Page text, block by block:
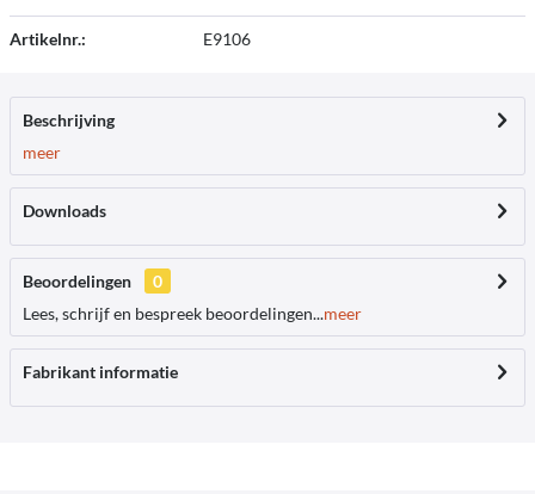
Artikelnr.: E9106
Beschrijving
meer
Downloads
Beoordelingen
0
Lees, schrijf en bespreek beoordelingen...meer
Fabrikant informatie